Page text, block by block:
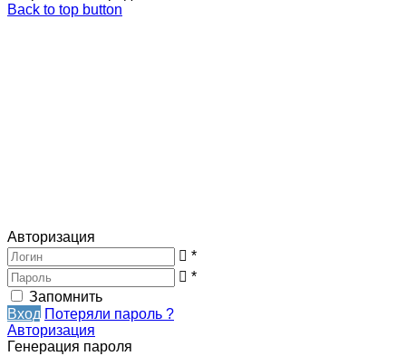
Back to top button
Авторизация
*
*
Запомнить
Вход Потеряли пароль ?
Авторизация
Генерация пароля